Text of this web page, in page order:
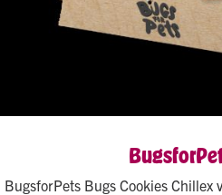
BugsforPets Bugs Cookies Chillex